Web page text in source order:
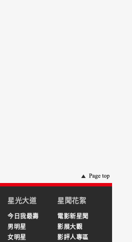
星光大道
今日我最壽
男明星
女明星
星聞花絮
電影新星聞
影展大觀
影評人專區